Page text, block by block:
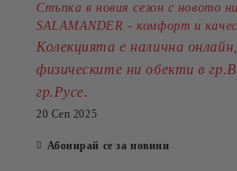
Стъпка в новия сезон с новото
SALAMANDER - комфорт и
Колекцията е налична
физическите ни обекти в
гр.Русе.
20 Сеп 2025
Абонирай се за новини